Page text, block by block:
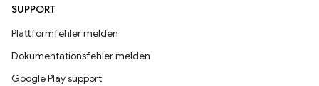
SUPPORT
Plattformfehler melden
Dokumentationsfehler melden
Google Play support